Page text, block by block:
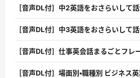
［音声DL付］中2英語をおさらいして
［音声DL付］中3英語をおさらいして
［音声DL付］仕事英会話まるごとフレ
［音声DL付］場面別・職種別 ビジネス